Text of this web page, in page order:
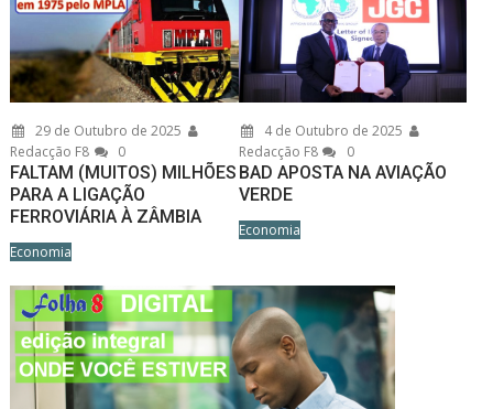
29 de Outubro de 2025
Redacção F8
0
FALTAM (MUITOS) MILHÕES
PARA A LIGAÇÃO
FERROVIÁRIA À ZÂMBIA
Economia
4 de Outubro de 2025
Redacção F8
0
BAD APOSTA NA AVIAÇÃO
VERDE
Economia